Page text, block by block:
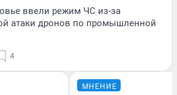
ввели режим ЧС из-за
атаки дронов по промышленной
4
МНЕНИЕ